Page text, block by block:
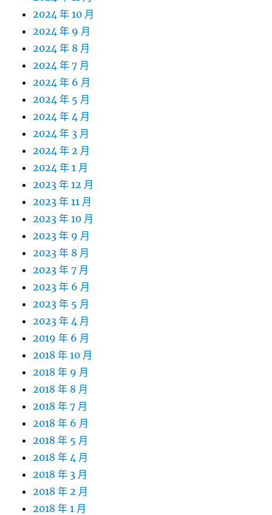
2024 年 10 月
2024 年 9 月
2024 年 8 月
2024 年 7 月
2024 年 6 月
2024 年 5 月
2024 年 4 月
2024 年 3 月
2024 年 2 月
2024 年 1 月
2023 年 12 月
2023 年 11 月
2023 年 10 月
2023 年 9 月
2023 年 8 月
2023 年 7 月
2023 年 6 月
2023 年 5 月
2023 年 4 月
2019 年 6 月
2018 年 10 月
2018 年 9 月
2018 年 8 月
2018 年 7 月
2018 年 6 月
2018 年 5 月
2018 年 4 月
2018 年 3 月
2018 年 2 月
2018 年 1 月